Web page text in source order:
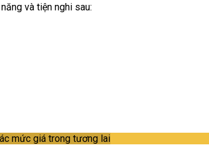
và tiện nghi sau:
mức giá trong tương lai